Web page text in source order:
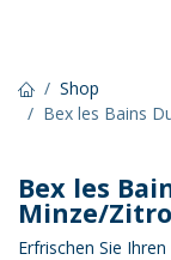
Shop
Bex les Bains
Bex les
Minze/
Erfrischen Sie